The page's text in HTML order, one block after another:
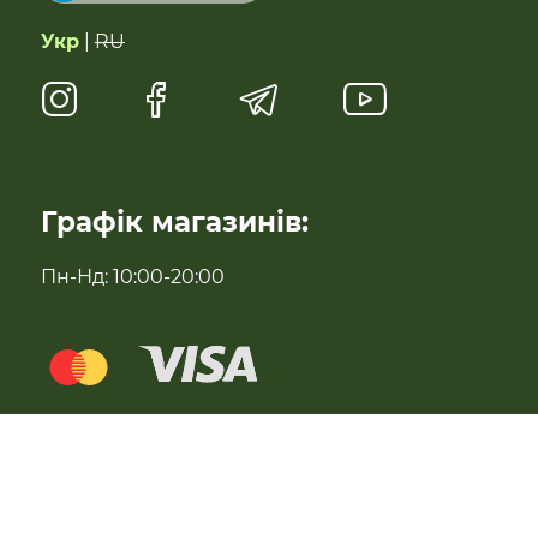
Графік магазинів:
Пн-Нд: 10:00-20:00
Напої
Натуральні солодощі
Для імунітету
Укр RU